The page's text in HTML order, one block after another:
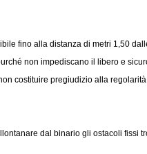
fino alla distanza di metri 1,50
non impediscano il libero e
costituire pregiudizio alla
dal binario gli ostacoli fissi